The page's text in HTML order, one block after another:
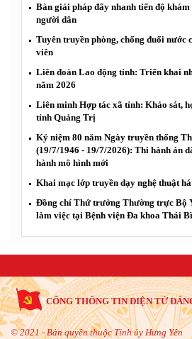
Bàn giải pháp đẩy nhanh tiến độ khám
người dân
Tuyên truyền phòng, chống đuối nước
viên
Liên đoàn Lao động tỉnh: Triển khai
năm 2026
Liên minh Hợp tác xã tỉnh: Khảo sát,
tỉnh Quảng Trị
Kỷ niệm 80 năm Ngày truyền thống
(19/7/1946 - 19/7/2026): Thi hành án
hành mô hình mới
Khai mạc lớp truyền dạy nghệ thuật
Đồng chí Thứ trưởng Thường trực Bộ
làm việc tại Bệnh viện Đa khoa Thái
CỔNG THÔNG TIN ĐIỆN TỬ
© 2021 - Bản quyền thuộc Tỉnh ủy Hưng Yên